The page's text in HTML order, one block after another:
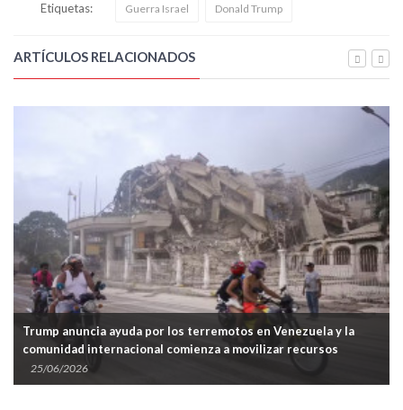
Etiquetas: Guerra Israel Donald Trump
ARTÍCULOS RELACIONADOS
Trump anuncia ayuda por los terremotos en Venezuela y la
comunidad internacional comienza a movilizar recursos
25/06/2026